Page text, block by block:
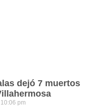
dejó 7 muertos
10:06 pm